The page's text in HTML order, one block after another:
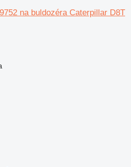
na buldozéra Caterpillar D8T